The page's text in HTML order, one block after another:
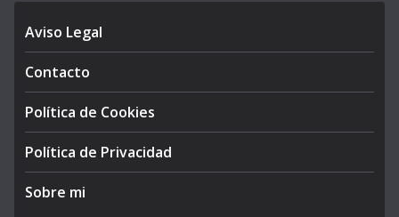
Aviso Legal
Contacto
Política de Cookies
Política de Privacidad
Sobre mi